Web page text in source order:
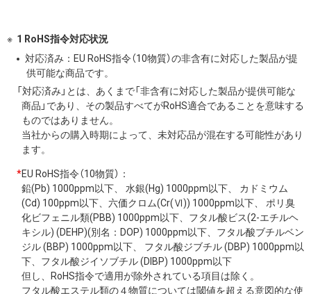
1 RoHS指令対応状況
対応済み：EU RoHS指令（10物質）の非含有に対応した製品が提
供可能な商品です。
「対応済み」とは、あくまで「非含有に対応した製品が提供可能な
商品」であり、その製品すべてがRoHS適合であることを意味する
ものではありません。
当社からの購入時期によって、未対応品が混在する可能性があり
ます。
*EU RoHS指令（10物質）：
鉛(Pb) 1000ppm以下、 水銀(Hg) 1000ppm以下、 カドミウム
(Cd) 100ppm以下、六価クロム(Cr(Ⅵ)) 1000ppm以下、 ポリ臭
化ビフェニル類(PBB) 1000ppm以下、フタル酸ビス(2-エチルヘ
キシル) (DEHP)(別名：DOP) 1000ppm以下、フタル酸ブチルベン
ジル (BBP) 1000ppm以下、 フタル酸ジブチル (DBP) 1000ppm以
下、フタル酸ジイソブチル (DIBP) 1000ppm以下
但し、RoHS指令で適用が除外されている項目は除く。
フタル酸エステル類の４物質については閾値を超える意図的な使